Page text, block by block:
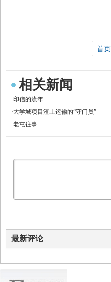
首页
相关新闻
·印信的流年
·大学城项目渣土运输的“守门员”
·老屯往事
最新评论